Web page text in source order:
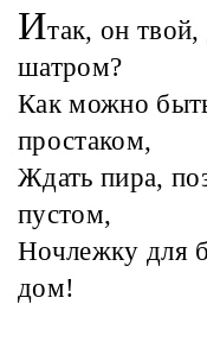
Итак, он
шатром?
Как можно
простаком,
Ждать пира,
пустом,
Ночлежку для
дом!